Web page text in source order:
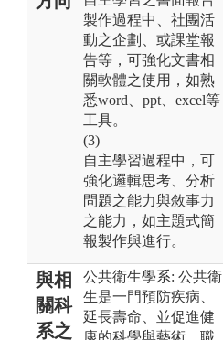
製作過程中、社團活
動之企劃、或課堂報
告等，可強化文書相
關軟體之使用，如熟
悉word、ppt、excel等
工具。
(3)
自主學習過程中，可
強化邏輯思考、分析
問題之能力與敘事力
之能力，如主題式簡
報製作與進行。
與相
關科
系之
公共衛生學系: 公共衛
生是一門預防疾病、
延長壽命、並促進健
康的科學與藝術。職